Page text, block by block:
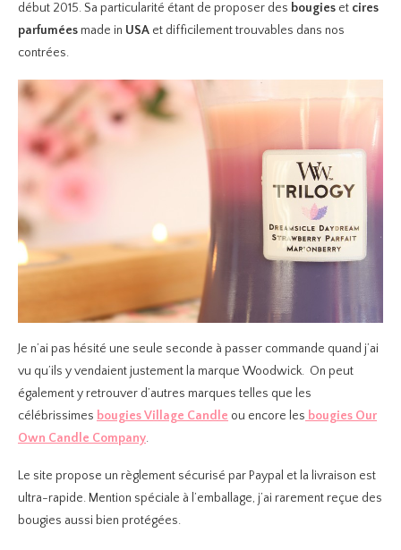
début 2015. Sa particularité étant de proposer des bougies et cires
parfumées made in USA et difficilement trouvables dans nos
contrées.
Je n’ai pas hésité une seule seconde à passer commande quand j’ai
vu qu’ils y vendaient justement la marque Woodwick. On peut
également y retrouver d’autres marques telles que les
célébrissimes bougies Village Candle ou encore les bougies Our
Own Candle Company.
Le site propose un règlement sécurisé par Paypal et la livraison est
ultra-rapide. Mention spéciale à l’emballage, j’ai rarement reçue des
bougies aussi bien protégées.